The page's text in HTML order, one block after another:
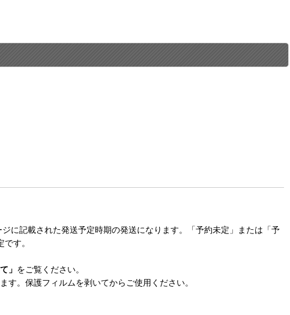
に記載された発送予定時期の発送になります。「予約未定」または「予
す。
」 をご覧ください。
。保護フィルムを剥いてからご使用ください。